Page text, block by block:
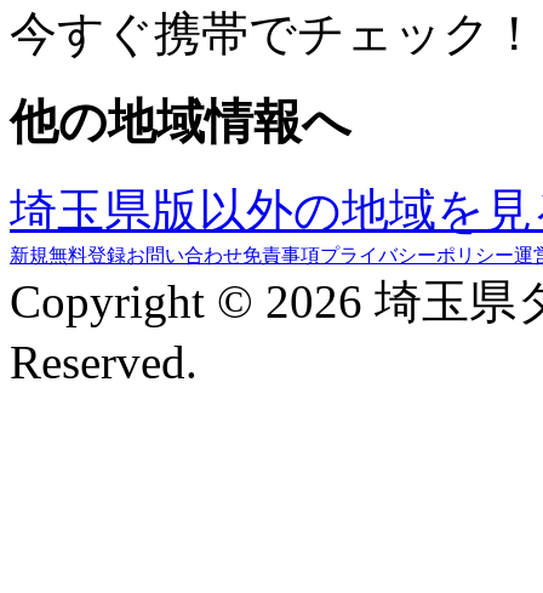
今すぐ携帯でチェック！
他の地域情報へ
埼玉県版以外の地域を
新規無料登録お問い合わせ免責事項プライバシーポリシー運
Copyright © 2026 埼玉
Reserved.